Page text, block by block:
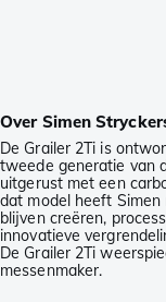
Over Simen
De Grailer 2Ti is
tweede generatie van
uitgerust met een
dat model heeft
blijven creëren,
innovatieve
De Grailer 2Ti
messenmaker.